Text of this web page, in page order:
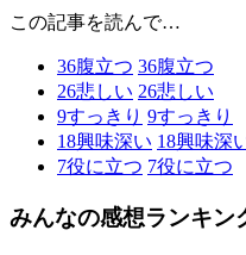
この記事を読んで…
36腹立つ 36腹立つ
26悲しい 26悲しい
9すっきり 9すっきり
18興味深い 18興味深
7役に立つ 7役に立つ
みんなの感想ランキン